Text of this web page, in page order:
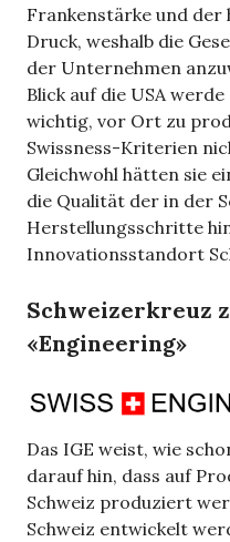
Frankenstärke und der
Druck, weshalb die
der Unternehmen
Blick auf die USA
wichtig, vor Ort zu
Swissness-Kriterien
Gleichwohl hätten sie
die Qualität der in der
Herstellungsschritte
Innovationsstandort
Schweizerkreuz
«Engineering»
Das IGE weist, wie
darauf hin, dass auf
Schweiz produziert
Schweiz entwickelt